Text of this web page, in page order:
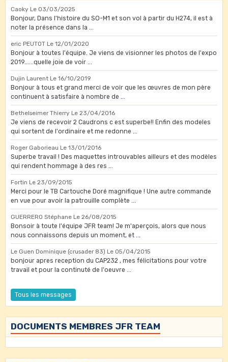
Caoky Le 03/03/2025
Bonjour, Dans l'histoire du SO-M1 et son vol à partir du H274, il est à
noter la présence dans la ...
eric PEUTOT Le 12/01/2020
Bonjour à toutes l'équipe. Je viens de visionner les photos de l'expo
2019......quelle joie de voir ...
Dujin Laurent Le 16/10/2019
Bonjour à tous et grand merci de voir que les œuvres de mon père
continuent à satisfaire à nombre de ...
Bethelseimer Thierry Le 23/04/2016
Je viens de recevoir 2 Caudrons c est superbe!! Enfin des modeles
qui sortent de l'ordinaire et me redonne ...
Roger Gaborieau Le 13/01/2016
Superbe travail ! Des maquettes introuvables ailleurs et des modèles
qui rendent hommage à des res ...
Fortin Le 23/09/2015
Merci pour le TB Cartouche Doré magnifique ! Une autre commande
en vue pour avoir la patrouille complète ...
GUERRERO Stéphane Le 26/08/2015
Bonsoir à toute l'équipe JFR team! Je m'aperçois, alors que nous
nous connaissons depuis un moment, et ...
Le Guen Dominique (crusader 83) Le 05/04/2015
bonjour apres reception du CAP232 , mes félicitations pour votre
travail et pour la continuté de l'oeuvre ...
Tous les messages
DOCUMENTS MEMBRES JFR TEAM